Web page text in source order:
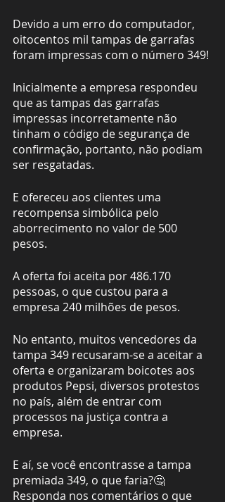
Devido a um erro do computador,
oitocentos mil tampas de garrafas
foram impressas com o número 349!
Inicialmente a empresa respondeu
que as tampas das garrafas
impressas incorretamente não
tinham o código de segurança de
confirmação, portanto, não podiam
ser resgatadas.
E ofereceu aos clientes uma
recompensa simbólica pelo
aborrecimento no valor de 500
pesos.
A oferta foi aceita por 486.170
pessoas, o que custou para a
empresa 240 milhões de pesos.
No entanto, muitos vencedores da
tampa 349 recusaram-se a aceitar a
oferta e organizaram boicotes aos
produtos Pepsi, diversos protestos
no país, além de entrar com
processos na justiça contra a
empresa.
E aí, se você encontrasse a tampa
premiada 349, o que faria?🤔
Responda nos comentários o que